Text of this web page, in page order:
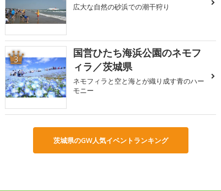
広大な自然の砂浜での潮干狩り
3
国営ひたち海浜公園のネモフ
ィラ／茨城県
ネモフィラと空と海とが織り成す青のハー
モニー
茨城県のGW人気イベントランキング